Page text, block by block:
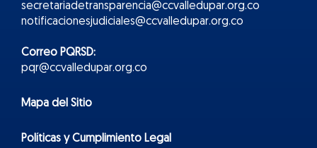
secretariadetransparencia@ccvalledupar.org.co
notificacionesjudiciales@ccvalledupar.org.co
Correo PQRSD:
pqr@ccvalledupar.org.co
Mapa del Sitio
Políticas y Cumplimiento Legal